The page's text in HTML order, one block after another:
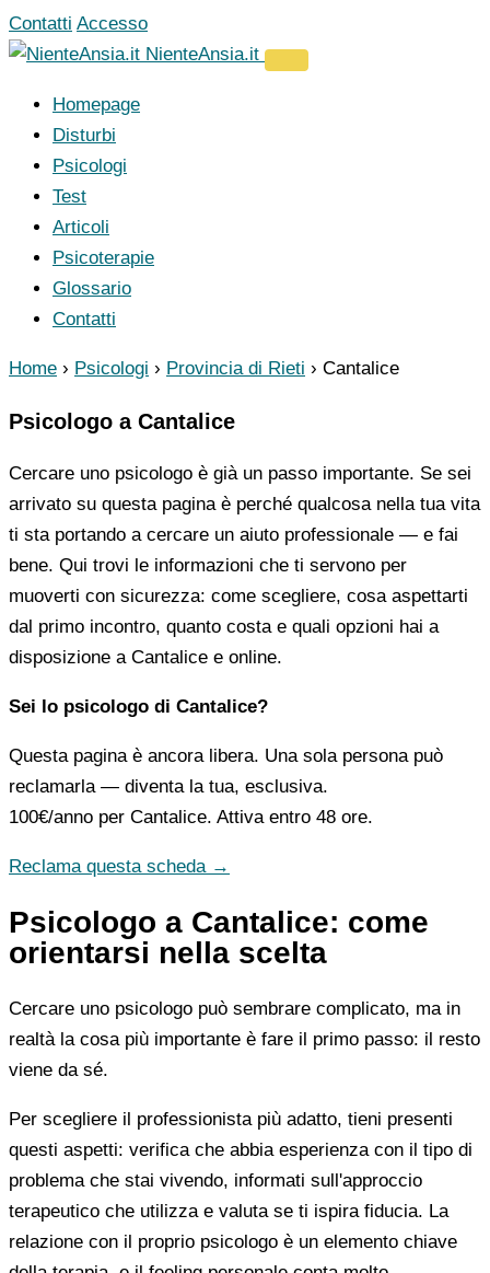
Vai
al
Contatti Accesso
NienteAnsia.it
Homepage
Disturbi
Psicologi
Test
Articoli
Psicoterapie
Glossario
Contatti
Home › Psicologi › Provincia di Rieti › Cantalice
Psicologo a Cantalice
Cercare uno psicologo è già un passo importante. Se sei
arrivato su questa pagina è perché qualcosa nella tua vita
ti sta portando a cercare un aiuto professionale — e fai
bene. Qui trovi le informazioni che ti servono per
muoverti con sicurezza: come scegliere, cosa aspettarti
dal primo incontro, quanto costa e quali opzioni hai a
disposizione a Cantalice e online.
Sei lo psicologo di Cantalice?
Questa pagina è ancora libera. Una sola persona può
reclamarla — diventa la tua, esclusiva.
100€/anno per Cantalice. Attiva entro 48 ore.
Reclama questa scheda →
Psicologo a Cantalice: come
orientarsi nella scelta
Cercare uno psicologo può sembrare complicato, ma in
realtà la cosa più importante è fare il primo passo: il resto
viene da sé.
Per scegliere il professionista più adatto, tieni presenti
questi aspetti: verifica che abbia esperienza con il tipo di
problema che stai vivendo, informati sull'approccio
terapeutico che utilizza e valuta se ti ispira fiducia. La
relazione con il proprio psicologo è un elemento chiave